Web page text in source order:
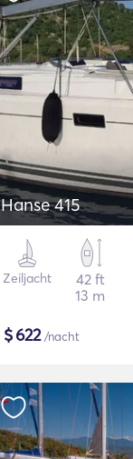
Hanse 415
Zeiljacht
42 ft
13 m
$622/nacht